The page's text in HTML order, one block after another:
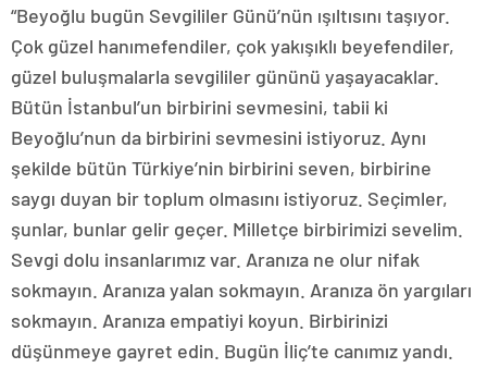
“Beyoğlu bugün Sevgililer Günü’nün ışıltısını taşıyor.
Çok güzel hanımefendiler, çok yakışıklı beyefendiler,
güzel buluşmalarla sevgililer gününü yaşayacaklar.
Bütün İstanbul’un birbirini sevmesini, tabii ki
Beyoğlu’nun da birbirini sevmesini istiyoruz. Aynı
şekilde bütün Türkiye’nin birbirini seven, birbirine
saygı duyan bir toplum olmasını istiyoruz. Seçimler,
şunlar, bunlar gelir geçer. Milletçe birbirimizi sevelim.
Sevgi dolu insanlarımız var. Aranıza ne olur nifak
sokmayın. Aranıza yalan sokmayın. Aranıza ön yargıları
sokmayın. Aranıza empatiyi koyun. Birbirinizi
düşünmeye gayret edin. Bugün İliç’te canımız yandı.